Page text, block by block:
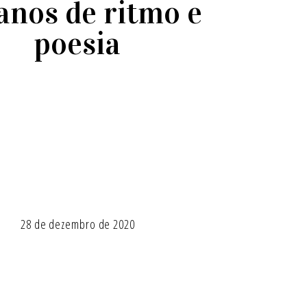
de ritmo e
poesia
28 de dezembro de 2020